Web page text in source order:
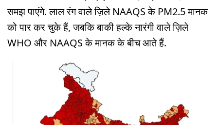
समझ पाएंगे. लाल रंग वाले ज़िले NAAQS के PM2.5 मानक
को पार कर चुके हैं, जबकि बाकी हल्के नारंगी वाले ज़िले
WHO और NAAQS के मानक के बीच आते हैं.